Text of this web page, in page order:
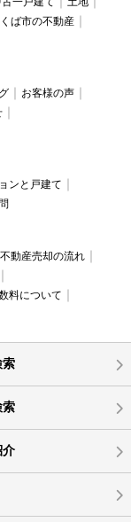
ば市の不動産
お客様の声
ンと戸建て
不動産売却の流れ
料について
索
索
介